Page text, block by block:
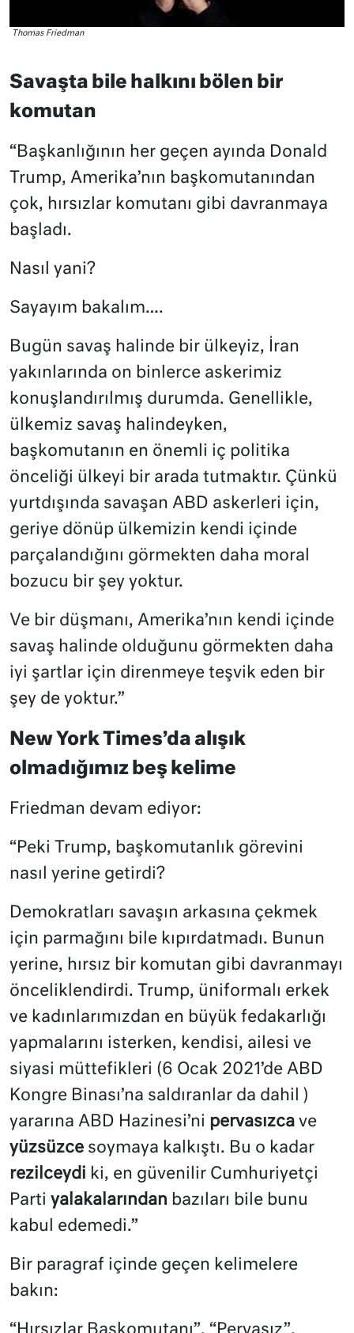
Thomas Friedman
Savaşta bile halkını bölen bir
komutan
“Başkanlığının her geçen ayında Donald
Trump, Amerika’nın başkomutanından
çok, hırsızlar komutanı gibi davranmaya
başladı.
Nasıl yani?
Sayayım bakalım….
Bugün savaş halinde bir ülkeyiz, İran
yakınlarında on binlerce askerimiz
konuşlandırılmış durumda. Genellikle,
ülkemiz savaş halindeyken,
başkomutanın en önemli iç politika
önceliği ülkeyi bir arada tutmaktır. Çünkü
yurtdışında savaşan ABD askerleri için,
geriye dönüp ülkemizin kendi içinde
parçalandığını görmekten daha moral
bozucu bir şey yoktur.
Ve bir düşmanı, Amerika’nın kendi içinde
savaş halinde olduğunu görmekten daha
iyi şartlar için direnmeye teşvik eden bir
şey de yoktur.”
New York Times’da alışık
olmadığımız beş kelime
Friedman devam ediyor:
“Peki Trump, başkomutanlık görevini
nasıl yerine getirdi?
Demokratları savaşın arkasına çekmek
için parmağını bile kıpırdatmadı. Bunun
yerine, hırsız bir komutan gibi davranmayı
önceliklendirdi. Trump, üniformalı erkek
ve kadınlarımızdan en büyük fedakarlığı
yapmalarını isterken, kendisi, ailesi ve
siyasi müttefikleri (6 Ocak 2021’de ABD
Kongre Binası’na saldıranlar da dahil )
yararına ABD Hazinesi’ni pervasızca ve
yüzsüzce soymaya kalkıştı. Bu o kadar
rezilceydi ki, en güvenilir Cumhuriyetçi
Parti yalakalarından bazıları bile bunu
kabul edemedi.”
Bir paragraf içinde geçen kelimelere
bakın: